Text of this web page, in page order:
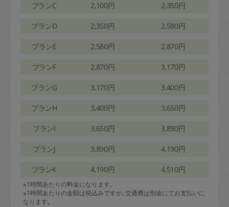
プランC 2,100円 2,350円
プランD 2,350円 2,580円
プランE 2,580円 2,870円
プランF 2,870円 3,170円
プランG 3,170円 3,400円
プランH 3,400円 3,650円
プランI 3,650円 3,890円
プランJ 3,890円 4,190円
プランK 4,190円 4,510円
※1時間あたりの料金になります。
※1時間あたりの金額は税込みですが､交通費は別途にてお支払いに
なります｡